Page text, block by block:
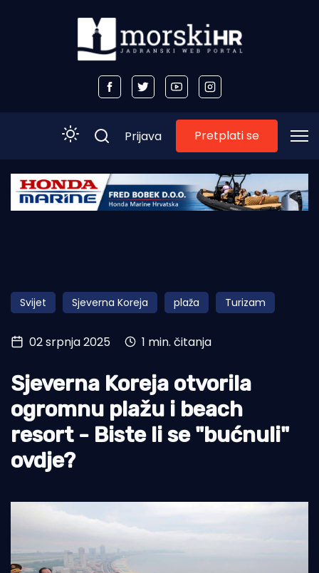
Početna
Obala
Otoci
Turizam i nautika
Pomorstvo
Ribolov
Ekologija
Tradicija i kultura
Prijava Pretplati se
Svijet Sjeverna Koreja plaža Turizam
02 srpnja 2025 1 min. čitanja
Sjeverna Koreja otvorila
ogromnu plažu i beach
resort - Biste li se "bućnuli"
ovdje?